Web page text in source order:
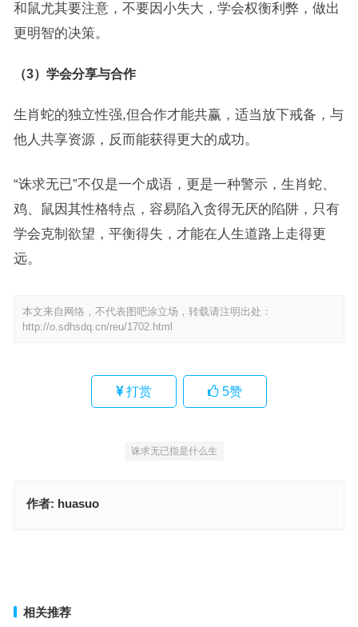
和鼠尤其要注意，不要因小失大，学会权衡利弊，做出
更明智的决策。
（3）学会分享与合作
生肖蛇的独立性强,但合作才能共赢，适当放下戒备，与
他人共享资源，反而能获得更大的成功。
“诛求无已”不仅是一个成语，更是一种警示，生肖蛇、
鸡、鼠因其性格特点，容易陷入贪得无厌的陷阱，只有
学会克制欲望，平衡得失，才能在人生道路上走得更
远。
本文来自网络，不代表图吧涂立场，转载请注明出处：
http://o.sdhsdq.cn/reu/1702.html
打赏 5赞
诛求无已指是什么生
作者: huasuo
相关推荐